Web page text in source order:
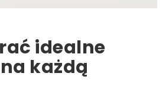
idealne
każdą